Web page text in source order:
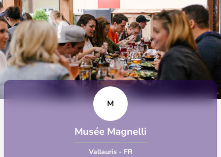
M
Musée Magnelli
Vallauris - FR